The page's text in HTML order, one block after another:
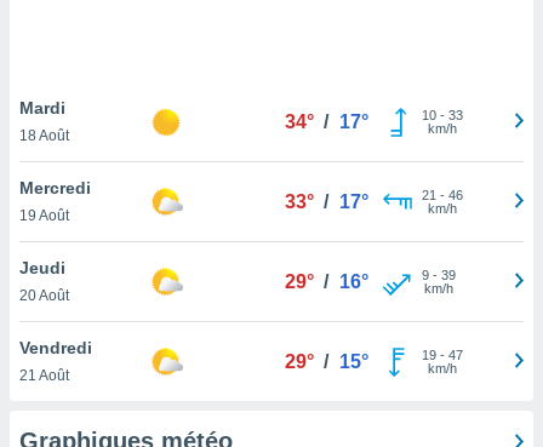
notre
que
et que
Mardi
18 Août
34° / 17° 10- 33
km/h
Mercredi
19 Août
33° / 17° 21 - 46
km/h
Jeudi
20 Août
29° / 16° 9- 39
km/h
Vendredi
21 Août
29° / 15° 19- 47
km/h
Graphiques météo